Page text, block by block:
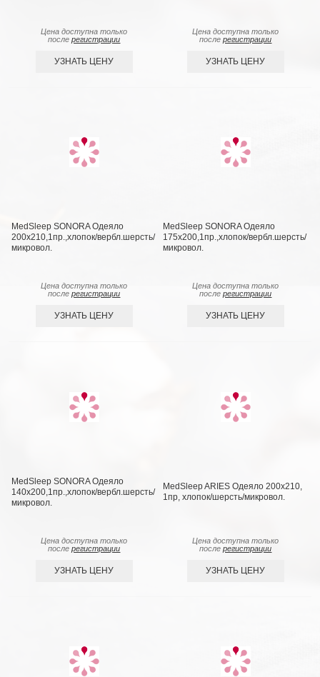
Цена доступна только
послерегистрации
УЗНАТЬ ЦЕНУ
Цена доступна только
послерегистрации
УЗНАТЬ ЦЕНУ
MedSleep SONORA Одеяло
200х210,1пр.,хлопок/вербл.шерсть/
микровол.
Цена доступна только
послерегистрации
УЗНАТЬ ЦЕНУ
MedSleep SONORA Одеяло
175х200,1пр.,хлопок/вербл.шерсть/
микровол.
Цена доступна только
послерегистрации
УЗНАТЬ ЦЕНУ
MedSleep SONORA Одеяло
140х200,1пр.,хлопок/вербл.шерсть/
микровол.
Цена доступна только
послерегистрации
УЗНАТЬ ЦЕНУ
MedSleep ARIES Одеяло 200х210,
1пр, хлопок/шерсть/микровол.
Цена доступна только
послерегистрации
УЗНАТЬ ЦЕНУ